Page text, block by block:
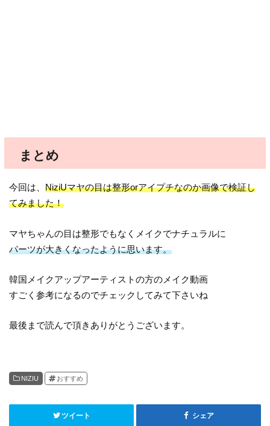
まとめ
今回は、NiziUマヤの目は整形orアイプチなのか画像で検証し
てみました！
マヤちゃんの目は整形でもなくメイクでナチュラルに
パーツが大きくなったように思います。
韓国メイクアップアーティストの方のメイク動画
すごく参考になるのでチェックしてみて下さいね
最後まで読んで頂きありがとうございます。
NIZIU おすすめ
ツイート シェア